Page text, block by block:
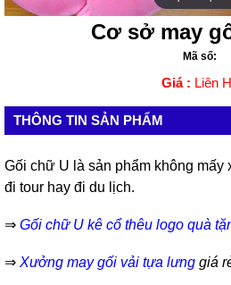
Cơ sở may
Mã số:
Giá : Liên
THÔNG TIN SẢN PHẨM
Gối chữ U là sản phẩm không mấy
đi tour hay đi du lịch.
⇒ Gối chữ U kê cổ thêu logo quà
⇒ Xưởng may gối vải tựa lưng giá